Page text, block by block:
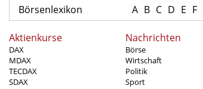
Börsenlexikon A B C D E F
Aktienkurse
DAX
MDAX
TECDAX
SDAX
Nachrichten
Börse
Wirtschaft
Politik
Sport